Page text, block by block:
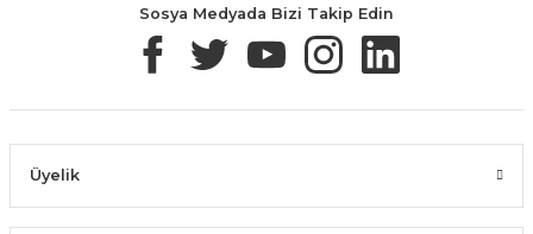
Sosya Medyada Bizi Takip Edin
Üyelik